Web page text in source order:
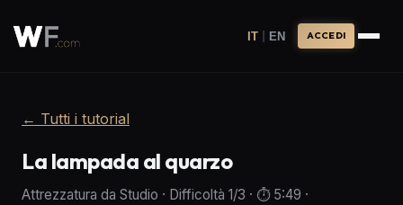
IT | EN ACCEDI
← Tutti i tutorial
La lampada al quarzo
Attrezzatura da Studio · Difficoltà 1/3 · ⏱️ 5:49 ·